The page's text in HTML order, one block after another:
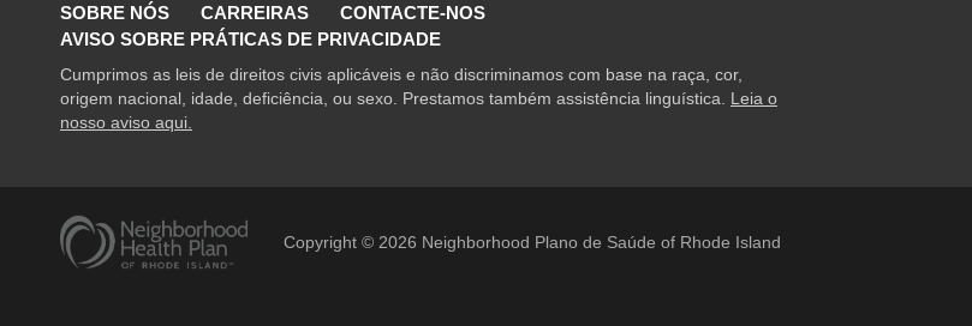
SOBRE NÓS CARREIRAS
CONTACTE-NOS
AVISO SOBRE PRÁTICAS DE PRIVACIDADE
Cumprimos as leis de direitos civis aplicáveis e não discriminamos com base na raça, cor,
origem nacional, idade, deficiência, ou sexo. Prestamos também assistência linguística. Leia o
nosso aviso aqui.
Copyright © 2026 Neighborhood Plano de Saúde of Rhode Island